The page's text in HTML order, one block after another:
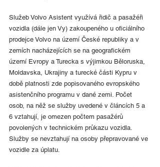
Služeb Volvo Asistent využívá řidič a pasažéři
vozidla (dále jen Vy) zakoupeného u oficiálního
prodejce Volvo na území České republiky a v
zemích nacházejících se na geografickém
území Evropy a Turecka s výjimkou Běloruska,
Moldavska, Ukrajiny a turecké části Kypru v
době platnosti zde popisovaného evropského
asistenčního programu v dané zemi. Počet
osob, na něž se služby uvedené v článcích 5 a
6 vztahují, je omezen počtem pasažérů
povolených v technickém průkazu vozidla.
Služby se nevztahují na osoby přepravované ve
vozidle za úplatu.